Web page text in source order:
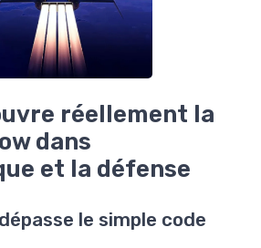
réellement la
dans
et la défense
le simple code